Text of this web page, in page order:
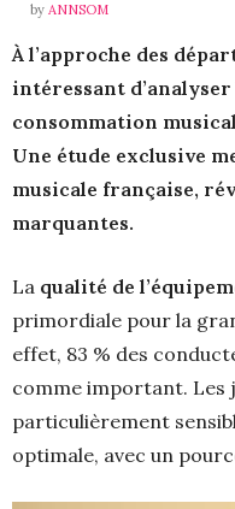
by ANNSOM
À l’approche des
intéressant
consommation
Une étude exclusive
musicale française,
marquantes.
La qualité de
primordiale pour la
effet, 83 % des
comme important. Les
particulièrement
optimale, avec un